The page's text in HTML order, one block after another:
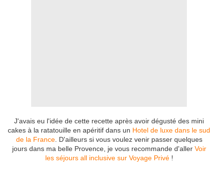
J'avais eu l'idée de cette recette après avoir dégusté des mini
cakes à la ratatouille en apéritif dans un Hotel de luxe dans le sud
de la France. D'ailleurs si vous voulez venir passer quelques
jours dans ma belle Provence, je vous recommande d'aller Voir
les séjours all inclusive sur Voyage Privé!